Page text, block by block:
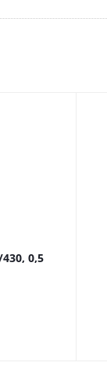
0,5